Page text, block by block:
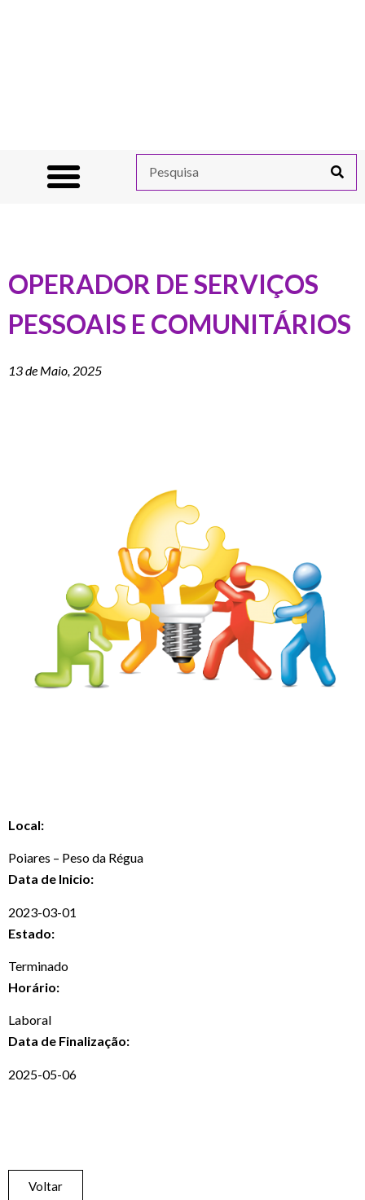
OPERADOR DE SERVIÇOS
PESSOAIS E COMUNITÁRIOS
13 de Maio, 2025
Local:
Poiares – Peso da Régua
Data de Inicio:
2023-03-01
Estado:
Terminado
Horário:
Laboral
Data de Finalização:
2025-05-06
Voltar